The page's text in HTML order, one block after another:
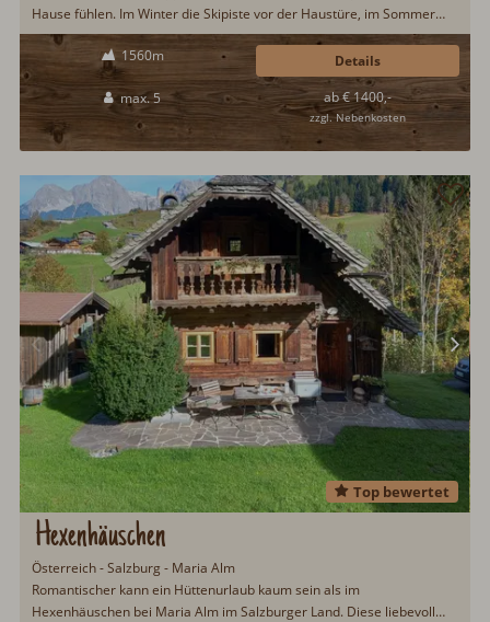
Hause fühlen. Im Winter die Skipiste vor der Haustüre, im Sommer
beginnt die Natur...
1560m
max. 5 ab € 1400,-
zzgl. Nebenkosten
Details
Hexenhäuschen
Top bewertet
Österreich - Salzburg - Maria Alm
Romantischer kann ein Hüttenurlaub kaum sein als im
Hexenhäuschen bei Maria Alm im Salzburger Land. Diese liebevoll